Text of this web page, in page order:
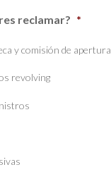
reclamar? *
y comisión de apertura
revolving